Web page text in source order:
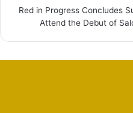
Red in Progress Concludes
Attend the Debut of